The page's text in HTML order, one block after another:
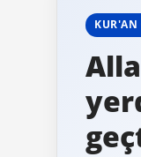
KUR'AN